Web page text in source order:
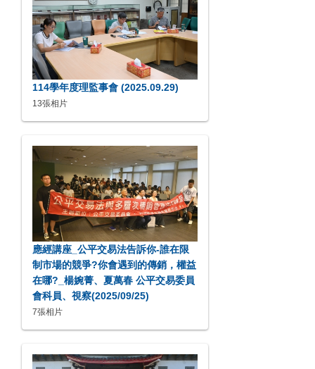
114學年度理監事會 (2025.09.29)
13張相片
應經講座_公平交易法告訴你-誰在限
制市場的競爭?你會遇到的傳銷，權益
在哪?_楊婉菁、夏萬春 公平交易委員
會科員、視察(2025/09/25)
7張相片